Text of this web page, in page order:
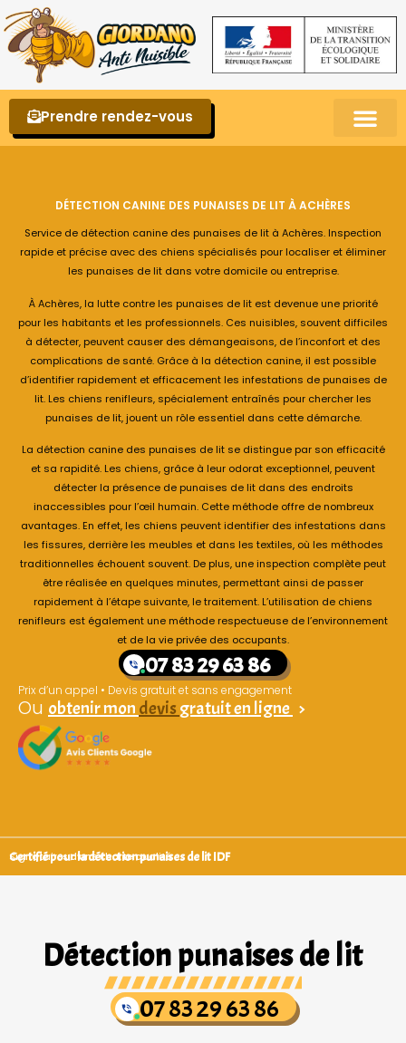
Prendre rendez-vous
DÉTECTION CANINE DES PUNAISES DE LIT À ACHÈRES
Service de détection canine des punaises de lit à Achères. Inspection
rapide et précise avec des chiens spécialisés pour localiser et éliminer
les punaises de lit dans votre domicile ou entreprise.
À Achères, la lutte contre les punaises de lit est devenue une priorité
pour les habitants et les professionnels. Ces nuisibles, souvent difficiles
à détecter, peuvent causer des démangeaisons, de l’inconfort et des
complications de santé. Grâce à la détection canine, il est possible
d’identifier rapidement et efficacement les infestations de punaises de
lit. Les chiens renifleurs, spécialement entraînés pour chercher les
punaises de lit, jouent un rôle essentiel dans cette démarche.
La détection canine des punaises de lit se distingue par son efficacité
et sa rapidité. Les chiens, grâce à leur odorat exceptionnel, peuvent
détecter la présence de punaises de lit dans des endroits
inaccessibles pour l’œil humain. Cette méthode offre de nombreux
avantages. En effet, les chiens peuvent identifier des infestations dans
les fissures, derrière les meubles et dans les textiles, où les méthodes
traditionnelles échouent souvent. De plus, une inspection complète peut
être réalisée en quelques minutes, permettant ainsi de passer
rapidement à l’étape suivante, le traitement. L’utilisation de chiens
renifleurs est également une méthode respectueuse de l’environnement
et de la vie privée des occupants.
07 83 29 63 86
Prix d’un appel • Devis gratuit et sans engagement
Ou obtenir mon devis gratuit en ligne >
Certifié pour la détection punaises de lit IDF
Signataires d’une charte qualité
Détection punaises de lit
07 83 29 63 86